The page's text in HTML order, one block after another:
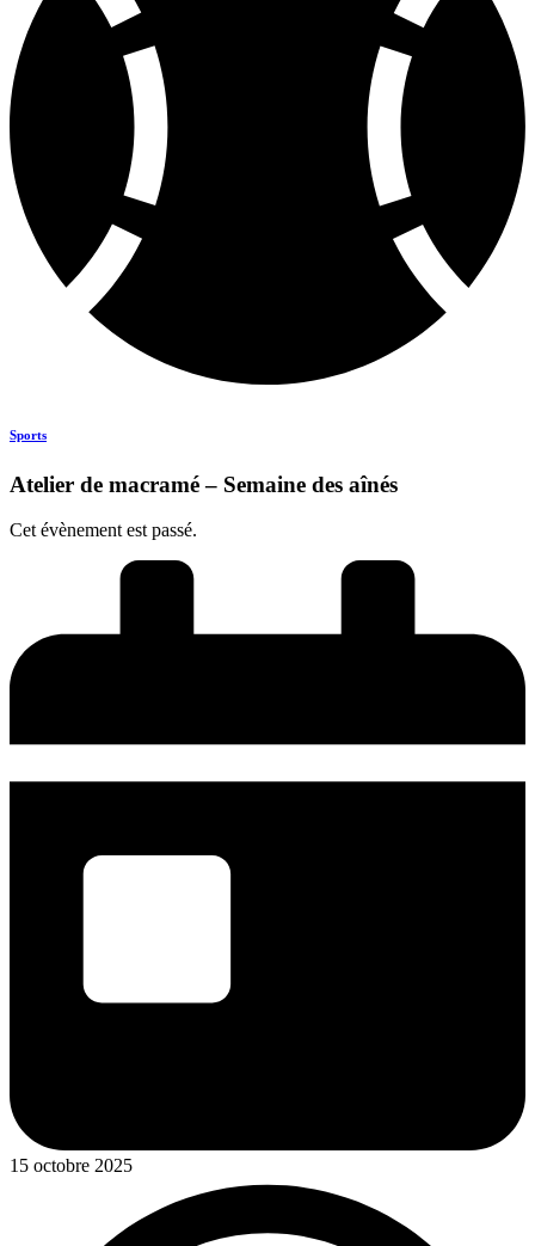
Sports
Atelier de macramé – Semaine des aînés
Cet évènement est passé.
15 octobre 2025